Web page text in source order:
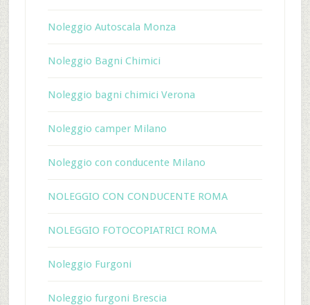
Noleggio Autoscala Monza
Noleggio Bagni Chimici
Noleggio bagni chimici Verona
Noleggio camper Milano
Noleggio con conducente Milano
NOLEGGIO CON CONDUCENTE ROMA
NOLEGGIO FOTOCOPIATRICI ROMA
Noleggio Furgoni
Noleggio furgoni Brescia